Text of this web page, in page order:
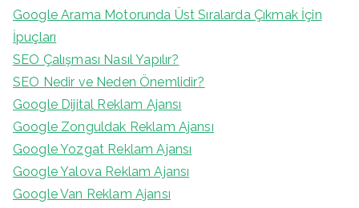
Google Arama Motorunda Üst Sıralarda Çıkmak İçin
İpuçları
SEO Çalışması Nasıl Yapılır?
SEO Nedir ve Neden Önemlidir?
Google Dijital Reklam Ajansı
Google Zonguldak Reklam Ajansı
Google Yozgat Reklam Ajansı
Google Yalova Reklam Ajansı
Google Van Reklam Ajansı